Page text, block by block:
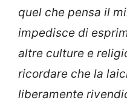
quel che pensa il
impedisce di
altre culture e
ricordare che la
liberamente